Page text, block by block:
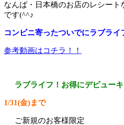
なんば・日本橋のお店のレシー
です(^^♪
コンビニ寄ったついでにラブライ
参考動画はコチラ！！
ラブライフ！お得にデビュー
1/31(金)まで
ご新規のお客様限定